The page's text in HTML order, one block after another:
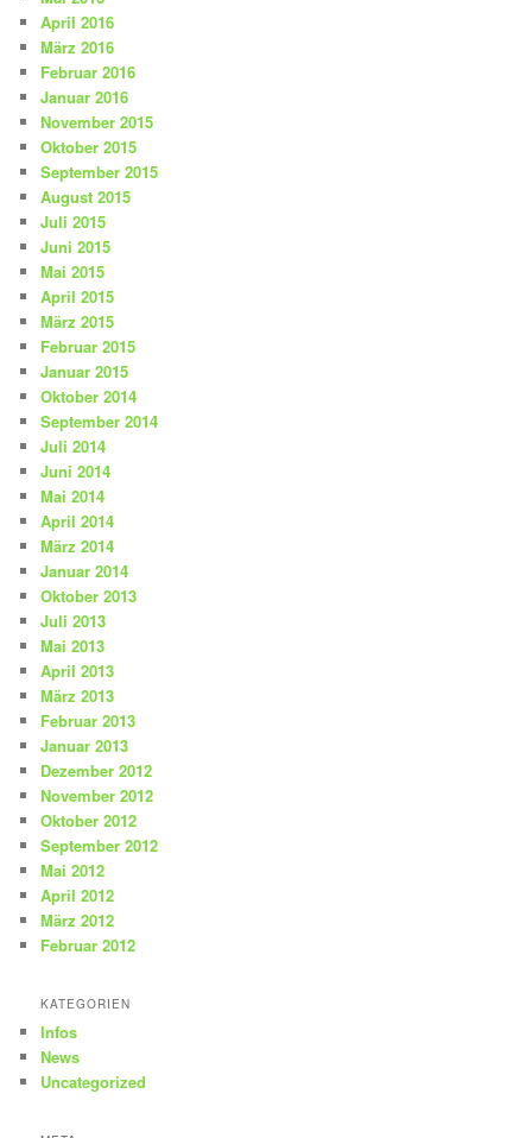
April 2016
März 2016
Februar 2016
Januar 2016
November 2015
Oktober 2015
September 2015
August 2015
Juli 2015
Juni 2015
Mai 2015
April 2015
März 2015
Februar 2015
Januar 2015
Oktober 2014
September 2014
Juli 2014
Juni 2014
Mai 2014
April 2014
März 2014
Januar 2014
Oktober 2013
Juli 2013
Mai 2013
April 2013
März 2013
Februar 2013
Januar 2013
Dezember 2012
November 2012
Oktober 2012
September 2012
Mai 2012
April 2012
März 2012
Februar 2012
KATEGORIEN
Infos
News
Uncategorized